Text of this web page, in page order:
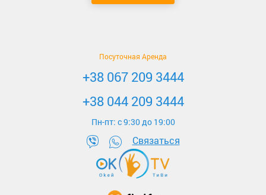
Посуточная Аренда
+38 067 209 3444
+38 044 209 3444
Пн-пт: c 9:30 до 19:00
Связаться